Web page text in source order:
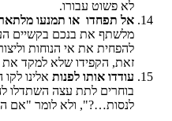
לא פשוט עבורו.
אל תפחדו או תמנעו
מלשתף את בנכם בקשיים
להפחית את אי הנוחות
זאת, הקפידו שלא למקד
עודדו אותו לפנות אלינו
בוחרים לתת עצה השתדלו
לנסות…?", ולא לומר "אם